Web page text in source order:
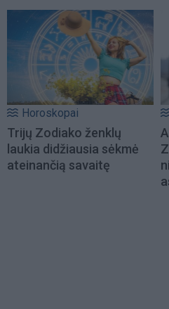
Horoskopai
Trijų Zodiako ženklų
laukia didžiausia sėkmė
ateinančią savaitę